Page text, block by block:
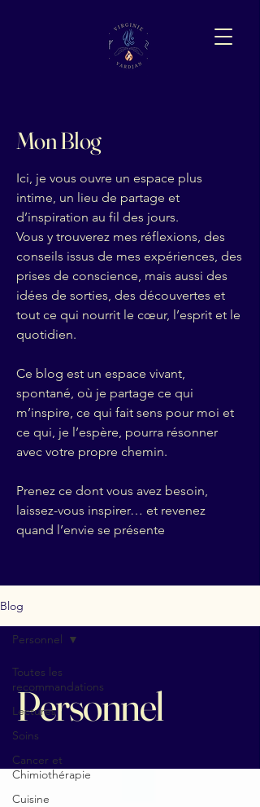
Mon Blog
Ici, je vous ouvre un espace plus
intime, un lieu de partage et
d’inspiration au fil des jours.
Vous y trouverez mes réflexions, des
conseils issus de mes expériences, des
prises de conscience, mais aussi des
idées de sorties, des découvertes et
tout ce qui nourrit le cœur, l’esprit et le
quotidien.
Ce blog est un espace vivant,
spontané, où je partage ce qui
m’inspire, ce qui fait sens pour moi et
ce qui, je l’espère, pourra résonner
avec votre propre chemin.
Prenez ce dont vous avez besoin,
laissez-vous inspirer… et revenez
quand l’envie se présente
Blog
Toutes les
recommandations
Lectures
Soins
Cancer et
Chimiothérapie
Cuisine
Personnel
Personnel